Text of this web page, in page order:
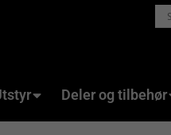
Deler og tilbehør